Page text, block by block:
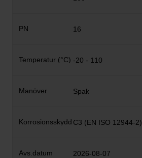
16
-20 - 110
Spak
C3 (EN ISO 12944-2)
2026-08-07